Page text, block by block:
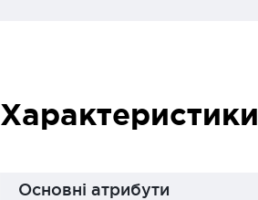
Характеристики
Основні атрибути